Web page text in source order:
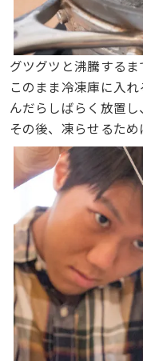
グツグツと沸騰するま
このまま冷凍庫に入
んだらしばらく放置し
その後、凍らせるため